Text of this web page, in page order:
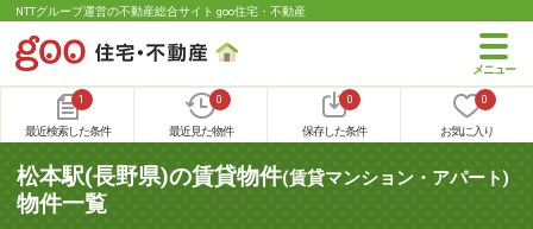
NTTグループ運営の不動産総合サイト goo住宅・不動産
1
最近検索した条件
0
最近見た物件
0
保存した条件
0
お気に入り
松本駅(長野県)の賃貸物件(賃貸マンション・アパート)
物件一覧